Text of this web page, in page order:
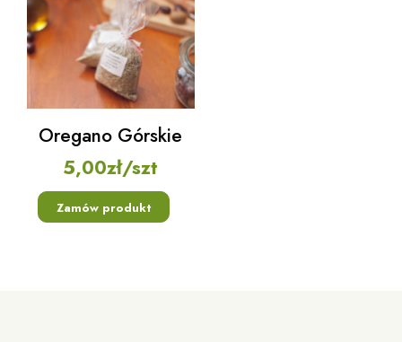
Oregano Górskie
5,00zł/szt
Zamów produkt